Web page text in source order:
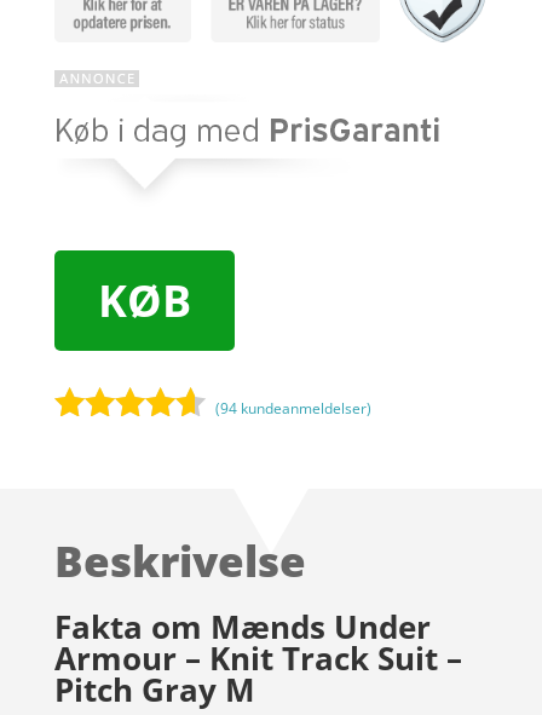
KØB
på
mmelser
(94 kundeanmeldelser)
Beskrivelse
Fakta om Mænds Under
Armour – Knit Track Suit –
Pitch Gray M